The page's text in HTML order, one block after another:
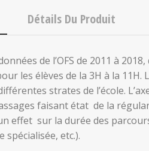
Détails Du Produit
de l’OFS de 2011 à
les élèves de la 3H à la
strates de l’école.
faisant état de la
effet sur la durée des
spécialisée, etc.).